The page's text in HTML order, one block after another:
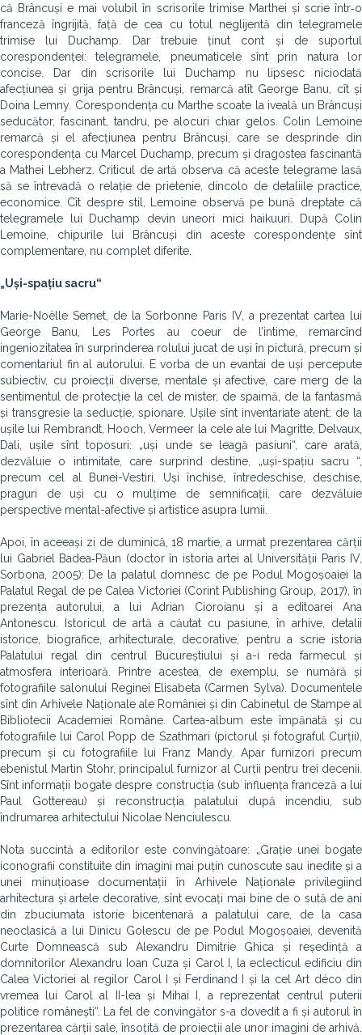
că Brâncuși e mai volubil în scrisorile trimise Marthei și scrie într‑o
franceză îngrijită, față de cea cu totul neglijentă din telegramele
trimise lui Duchamp. Dar trebuie ținut cont și de suportul
corespondenței: telegramele, pneumaticele sînt prin natura lor
concise. Dar din scrisorile lui Duchamp nu lipsesc niciodată
afecțiunea și grija pentru Brâncuși, remarcă atît George Banu, cît și
Doina Lemny. Corespon­dența cu Marthe scoate la iveală un Brâncuși
seducător, fascinant, tandru, pe alocuri chiar gelos. Colin Lemoine
remarcă și el afecțiunea pentru Brâncuși, care se desprinde din
corespondența cu Marcel Duchamp, precum și dragostea fascinantă
a Mathei Lebherz. Criticul de artă observa că aceste telegrame lasă
să se întrevadă o relație de prietenie, dincolo de detaliile practice,
economice. Cît despre stil, Lemoine observă pe bună dreptate că
telegramele lui Duchamp devin uneori mici haikuuri. După Colin
Lemoine, chipurile lui Brâncuși din aceste corespondențe sînt
complementare, nu complet diferite.
„Uși-spațiu sacru“
Marie-Noëlle Semet, de la Sorbonne Paris IV, a prezentat cartea lui
George Banu, Les Portes au coeur de l’intime, remarcînd
ingeniozitatea în surprinderea rolului jucat de uși în pictură, precum și
comentariul fin al autorului. E vorba de un evantai de uși percepute
subiectiv, cu proiecții diverse, mentale și afective, care merg de la
sentimentul de protecție la cel de mister, de spaimă, de la fantasmă
și transgresie la seducție, spionare. Ușile sînt inventariate atent: de la
ușile lui Rembrandt, Hooch, Vermeer la cele ale lui Magritte, Delvaux,
Dali, ușile sînt toposuri: „uși unde se leagă pasiuni“, care arată,
dezvăluie o intimitate, care surprind destine, „uși-spațiu sacru “,
precum cel al Bunei-Vestiri. Uși închise, întredeschise, deschise,
praguri de uși cu o mulțime de semnificații, care dezvăluie
perspective mental-afective și artistice asupra lumii.
Apoi, în aceeași zi de duminică, 18 martie, a urmat prezentarea cărții
lui Gabriel Badea‑Păun (doctor în istoria artei al Universită­ții Paris IV,
Sorbona, 2005): De la palatul domnesc de pe Podul Mogoșoaiei la
Palatul Regal de pe Calea Victoriei (Corint Publishing Group, 2017), în
prezența autorului, a lui Adrian Cioroianu și a editoarei Ana
Antonescu. Istoricul de artă a căutat cu pasiune, în arhive, detalii
istorice, biografice, arhitecturale, decorative, pentru a scrie istoria
Palatului regal din centrul Bucureștiului și a-i reda farmecul și
atmosfera interioară. Printre acestea, de exemplu, se numără și
fotografiile salonului Reginei Elisabeta (Carmen Sylva). Documentele
sînt din Arhivele Naționale ale României și din Cabinetul de Stampe al
Bibliotecii Academiei Române. Cartea-album este împănată și cu
fotografiile lui Carol Popp de Szathmari (pictorul și fotograful Curții),
precum și cu fotografiile lui Franz Mandy. Apar furnizori precum
ebenistul Martin Stohr, principalul furnizor al Curții pentru trei decenii.
Sînt informații bogate despre construc­ția (sub influența franceză a lui
Paul Gottereau) și reconstrucția palatului după incendiu, sub
îndrumarea arhitectului Nicolae Nenciulescu.
Nota succintă a editorilor este convingătoare: „Grație unei bogate
iconografii constituite din imagini mai puțin cunoscute sau inedite și a
unei minuțioase documentații în Arhivele Naționale privilegiind
arhitectura și artele decorative, sînt evocați mai bine de o sută de ani
din zbuciumata istorie bicentenară a palatului care, de la casa
neoclasică a lui Dinicu Golescu de pe Podul Mogoșoaiei, devenită
Curte Domnească sub Alexandru Dimitrie Ghica și reședință a
domnitorilor Alexandru Ioan Cuza și Carol I, la eclecticul edificiu din
Calea Victoriei al regilor Carol I și Ferdinand I și la cel Art déco din
vremea lui Carol al II-lea și Mihai I, a reprezentat centrul puterii
politice românești“. La fel de convingător s-a dovedit a fi și autorul în
prezentarea cărții sale, însoțită de proiecții ale unor imagini de arhivă.